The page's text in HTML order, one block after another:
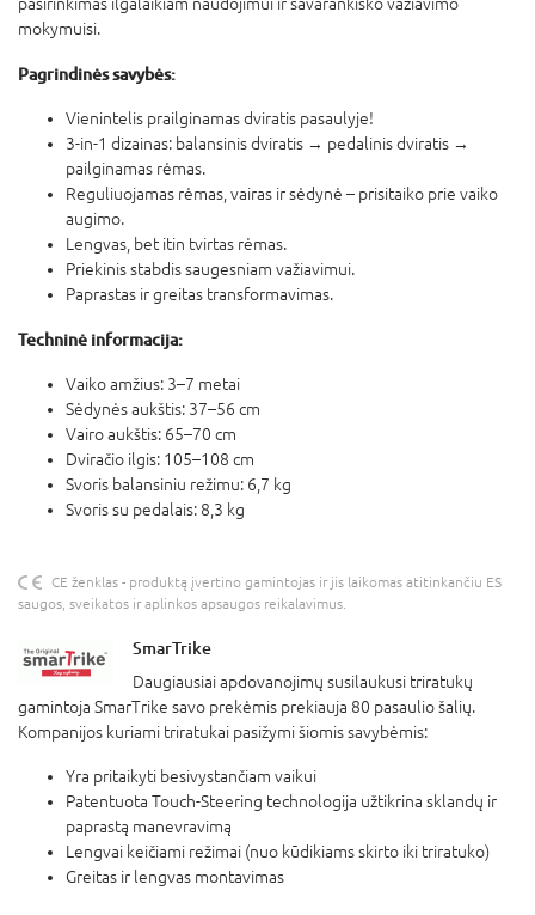
mokymuisi.
Pagrindinės savybės:
Vienintelis prailginamas dviratis pasaulyje!
3-in-1 dizainas: balansinis dviratis → pedalinis dviratis →
pailginamas rėmas.
Reguliuojamas rėmas, vairas ir sėdynė – prisitaiko prie vaiko
augimo.
Lengvas, bet itin tvirtas rėmas.
Priekinis stabdis saugesniam važiavimui.
Paprastas ir greitas transformavimas.
Techninė informacija:
Vaiko amžius: 3–7 metai
Sėdynės aukštis: 37–56 cm
Vairo aukštis: 65–70 cm
Dviračio ilgis: 105–108 cm
Svoris balansiniu režimu: 6,7 kg
Svoris su pedalais: 8,3 kg
CE ženklas - produktą įvertino gamintojas ir jis laikomas atitinkančiu ES
saugos, sveikatos ir aplinkos apsaugos reikalavimus.
SmarTrike
Daugiausiai apdovanojimų susilaukusi triratukų
gamintoja SmarTrike savo prekėmis prekiauja 80 pasaulio šalių.
Kompanijos kuriami triratukai pasižymi šiomis savybėmis:
Yra pritaikyti besivystančiam vaikui
Patentuota Touch-Steering technologija užtikrina sklandų ir
paprastą manevravimą
Lengvai keičiami režimai (nuo kūdikiams skirto iki triratuko)
Greitas ir lengvas montavimas